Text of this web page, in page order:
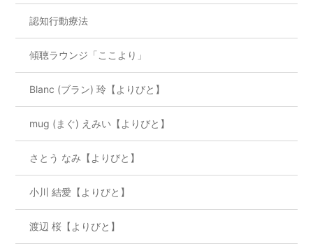
認知行動療法
傾聴ラウンジ「ここより」
Blanc (ブラン) 玲【よりびと】
mug (まぐ) えみい【よりびと】
さとう なみ【よりびと】
小川 結愛【よりびと】
渡辺 桜【よりびと】